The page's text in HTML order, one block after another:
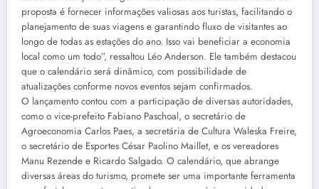
proposta é fornecer informações valiosas aos turistas, facilitando o
planejamento de suas viagens e garantindo fluxo de visitantes ao
longo de todas as estações do ano. Isso vai beneficiar a economia
local como um todo”, ressaltou Léo Anderson. Ele também destacou
que o calendário será dinâmico, com possibilidade de
atualizações conforme novos eventos sejam confirmados.
O lançamento contou com a participação de diversas autoridades,
como o vice-prefeito Fabiano Paschoal, o secretário de
Agroeconomia Carlos Paes, a secretária de Cultura Waleska Freire,
o secretário de Esportes César Paolino Maillet, e os vereadores
Manu Rezende e Ricardo Salgado. O calendário, que abrange
diversas áreas do turismo, promete ser uma importante ferramenta